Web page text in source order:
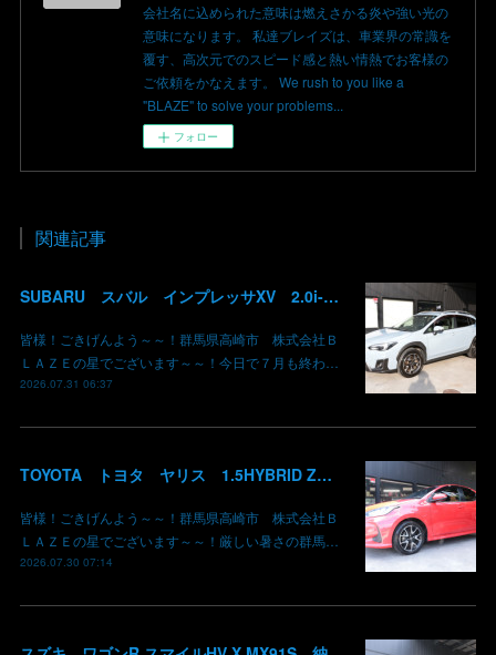
会社名に込められた意味は燃えさかる炎や強い光の
意味になります。 私達ブレイズは、車業界の常識を
覆す、高次元でのスピード感と熱い情熱でお客様の
ご依頼をかなえます。 We rush to you like a
"BLAZE" to solve your problems...
フォロー
関連記事
SUBARU スバル インプレッサXV 2.0i-L EyeSight AWD 御納車 GT7 群馬県高崎市 株式会社BLAZE
皆様！ごきげんよう～～！群馬県高崎市 株式会社Ｂ
ＬＡＺＥの星でございます～～！今日で７月も終わ…
2026.07.31 06:37
TOYOTA トヨタ ヤリス 1.5HYBRID Z 御納車 MXPH10 コーラルクリスタルシャイン 3U7 群馬県高崎市 株式会社BLAZE
皆様！ごきげんよう～～！群馬県高崎市 株式会社Ｂ
ＬＡＺＥの星でございます～～！厳しい暑さの群馬…
2026.07.30 07:14